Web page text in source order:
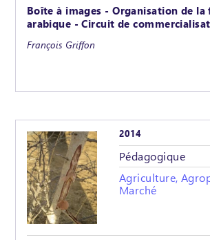
Boîte à images - Organisation de
arabique - Circuit de
François Griffon
2014
Pédagogique
Agriculture,
Marché